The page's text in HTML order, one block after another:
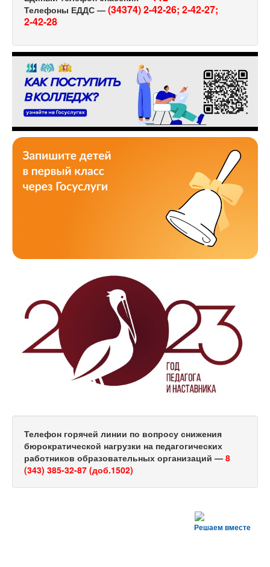
Телефоны ЕДДС — (34374) 2-42-26; 2-42-27;
2-42-28
Телефон горячей линии по вопросу снижения
бюрократической нагрузки на педагогических
работников образовательных организаций — 8
(343) 385-32-87 (доб.1502)
Решаем вместе